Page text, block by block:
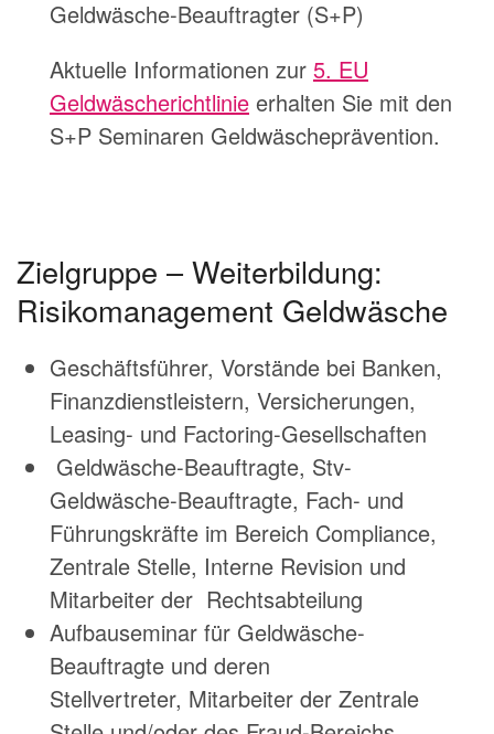
Geldwäsche-Beauftragter (S+P)
Aktuelle Informationen zur 5. EU
Geldwäscherichtlinie erhalten Sie mit den
S+P Seminaren Geldwäscheprävention.
Zielgruppe – Weiterbildung:
Risikomanagement Geldwäsche
Geschäftsführer, Vorstände bei Banken,
Finanzdienstleistern, Versicherungen,
Leasing- und Factoring-Gesellschaften
Geldwäsche-Beauftragte, Stv-
Geldwäsche-Beauftragte, Fach- und
Führungskräfte im Bereich Compliance,
Zentrale Stelle, Interne Revision und
Mitarbeiter der Rechtsabteilung
Aufbauseminar für Geldwäsche-
Beauftragte und deren
Stellvertreter, Mitarbeiter der Zentrale